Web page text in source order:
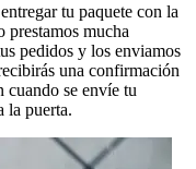
tu paquete con la
mucha
pedidos y los enviamos
una confirmación
se envíe tu
la puerta.